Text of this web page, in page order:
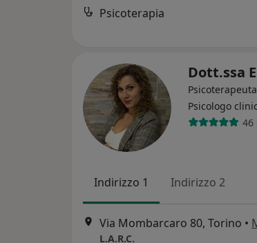
Psicoterapia
Dott.ssa
Psicologo
46
Indirizzo 1 Indirizzo 2
Via Mombarcaro 80, Torino •
L.A.R.C.